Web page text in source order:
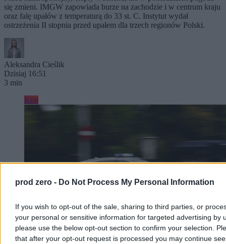
prod zero - Do Not Process My Personal Information
If you wish to opt-out of the sale, sharing to third parties, or
your personal or sensitive information for targeted advertising by
please use the below opt-out section to confirm your selection.
that after your opt-out request is processed you may continue
się zmieni. IMGW zapowiada burze na zachodzie i w centrum kraju
oraz falę upałów z temperaturą do 33 st. C. Instytut wydał
ostrzeżenia II stopnia przed upałem dla trzech regionów Polski.
Aleksandra Cieślik
Dzisiaj 16:51
3 min
Kraj